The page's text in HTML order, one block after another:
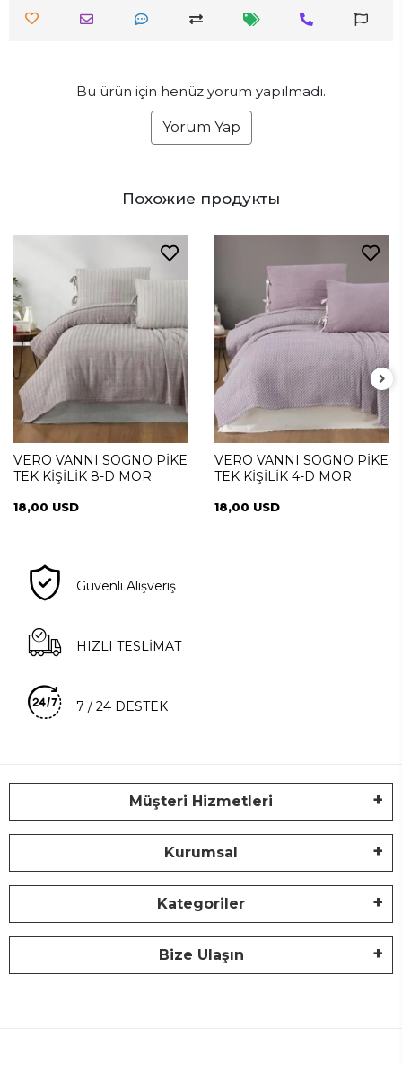
Bu ürün için henüz yorum yapılmadı.
Yorum Yap
Похожие продукты
VERO VANNI SOGNO PİKE
TEK KİŞİLİK 8-D MOR
18,00 USD
VERO VANNI SOGNO PİKE
TEK KİŞİLİK 4-D MOR
18,00 USD
Güvenli Alışveriş
HIZLI TESLİMAT
7 / 24 DESTEK
Müşteri Hizmetleri
Kurumsal
Kategoriler
Bize Ulaşın